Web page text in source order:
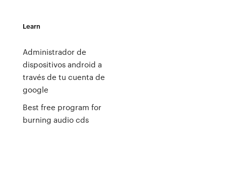
Learn
Administrador de
dispositivos android a
través de tu cuenta de
google
Best free program for
burning audio cds